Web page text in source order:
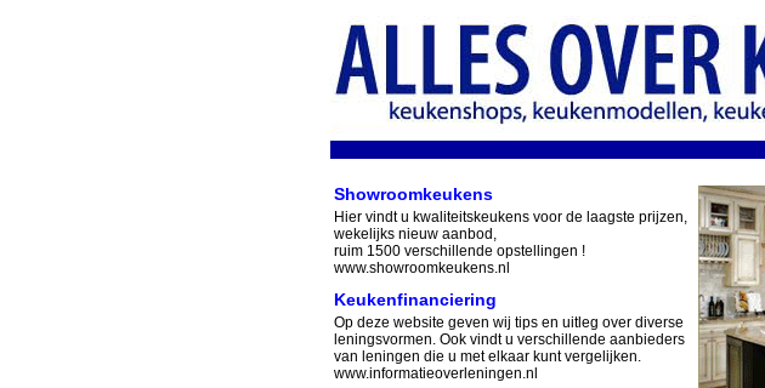
Showroomkeukens
Hier vindt u kwaliteitskeukens voor de laagste prijzen,
wekelijks nieuw aanbod,
ruim 1500 verschillende opstellingen !
www.showroomkeukens.nl
Keukenfinanciering
Op deze website geven wij tips en uitleg over diverse
leningsvormen. Ook vindt u verschillende aanbieders
van leningen die u met elkaar kunt vergelijken.
www.informatieoverleningen.nl